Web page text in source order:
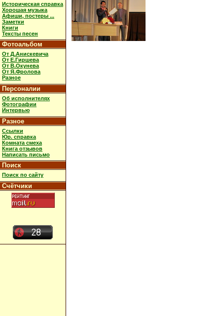
Историческая справка
Хорошая музыка
Афиши, постеры ...
Заметки
Книги
Тексты песен
Фотоальбом
От Д.Анискевича
От Е.Гиршева
От В.Окунева
От Я.Фролова
Разное
Персоналии
Об исполнителях
Фотографии
Интервью
Разное
Ссылки
Юр. справка
Комната смеха
Книга отзывов
Написать письмо
Поиск
Поиск по сайту
Счётчики